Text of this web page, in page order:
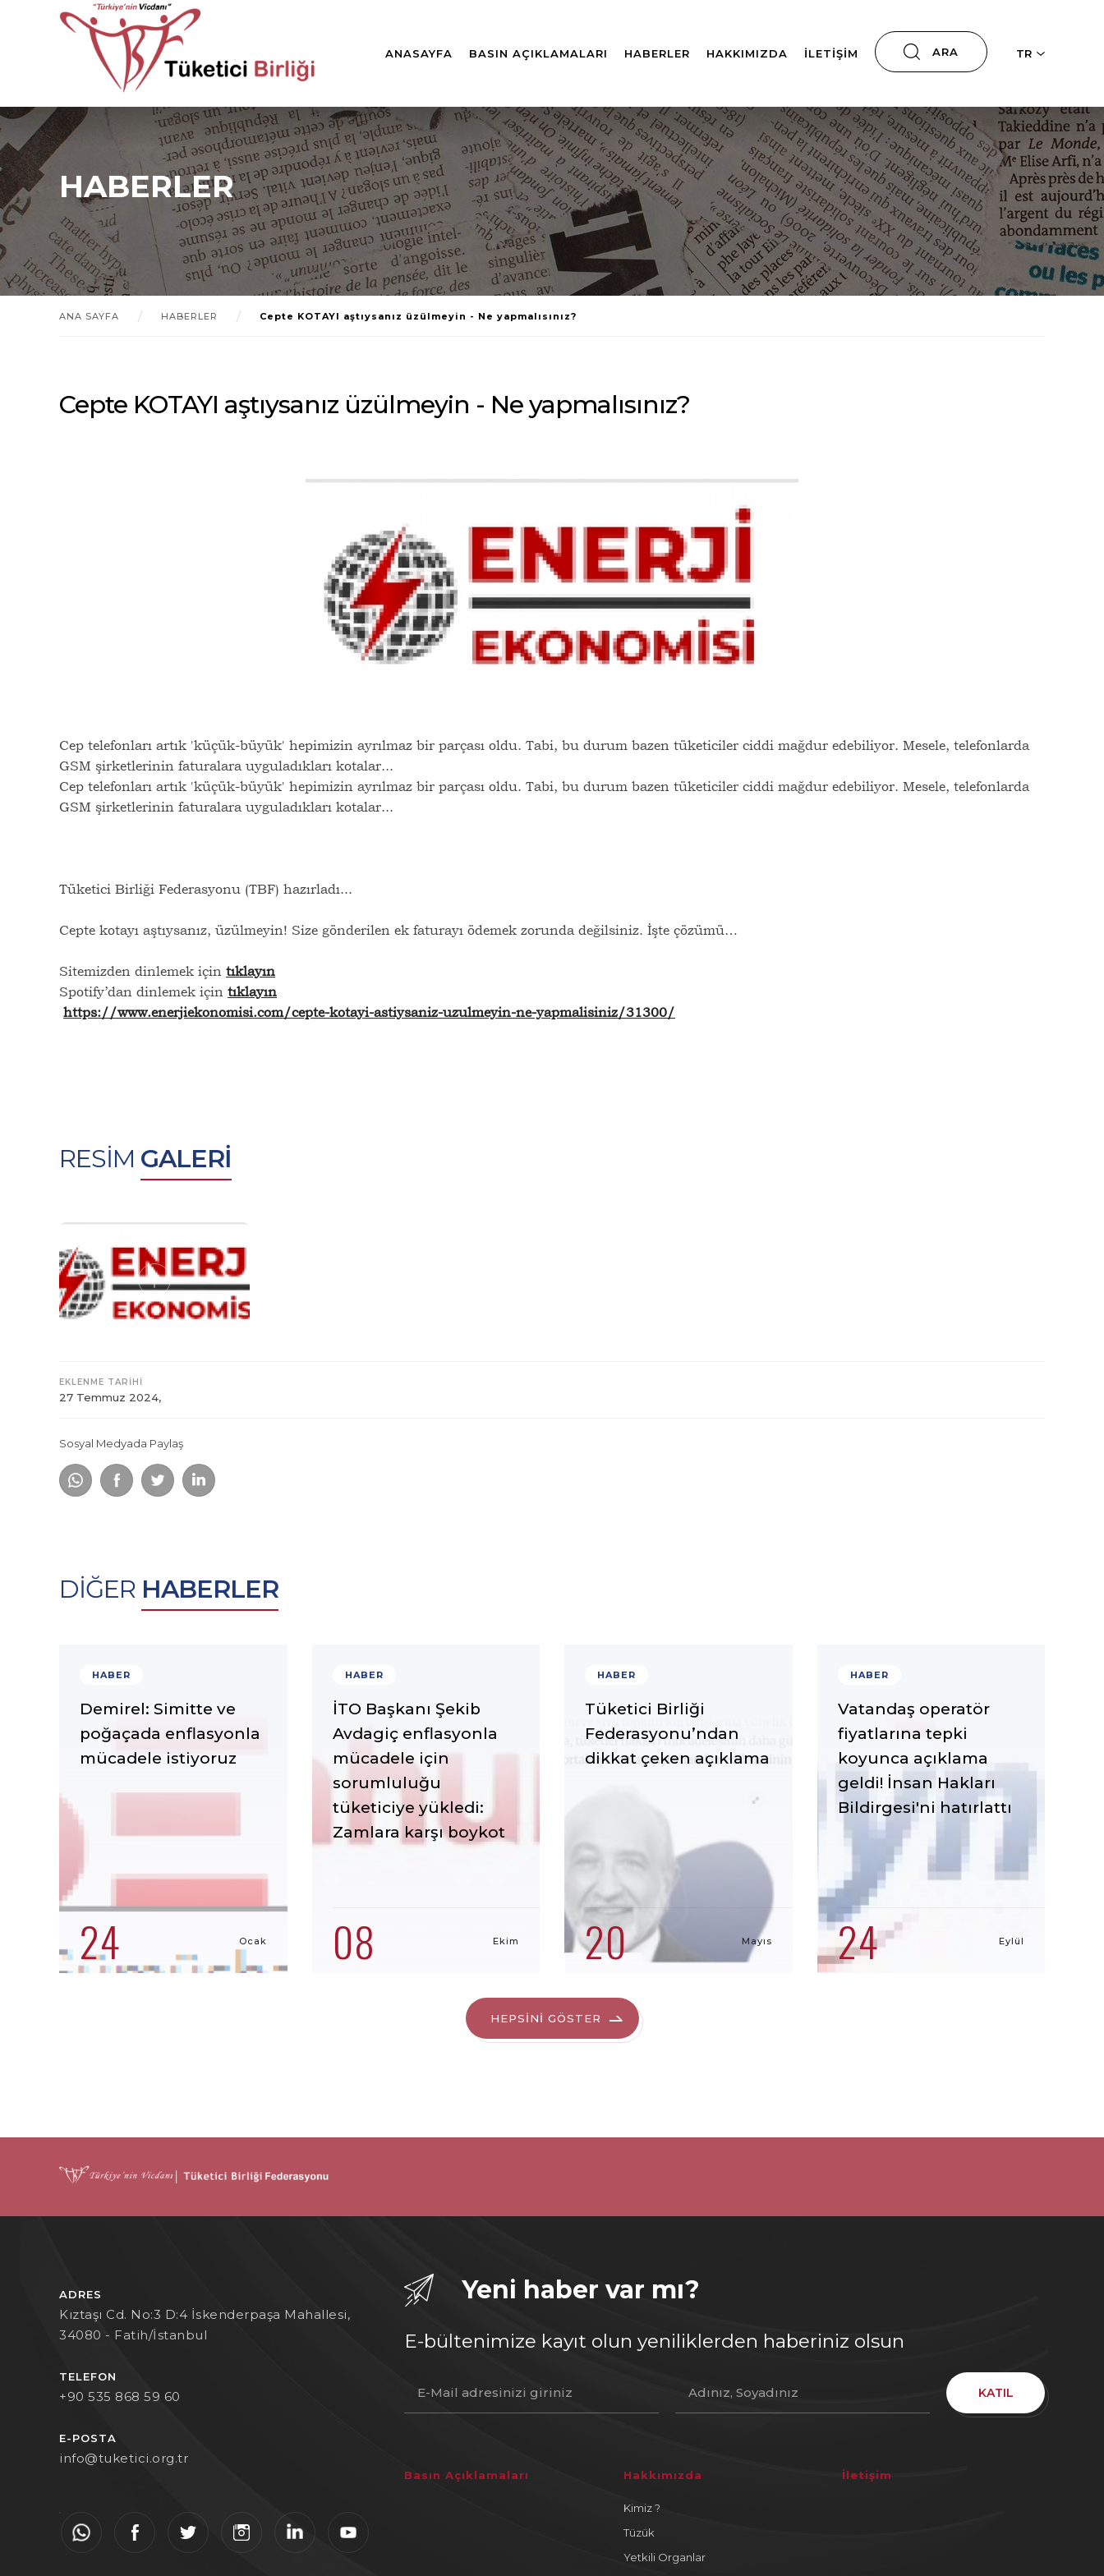
TR
ARA
ANASAYFA BASIN AÇIKLAMALARI HABERLER HAKKIMIZDA İLETIŞIM
HABERLER
ANA SAYFA HABERLER Cepte KOTAYI aştıysanız üzülmeyin - Ne yapmalısınız?
Cepte KOTAYI aştıysanız üzülmeyin - Ne yapmalısınız?
Cep telefonları artık 'küçük-büyük' hepimizin ayrılmaz bir parçası oldu. Tabi, bu durum bazen tüketiciler ciddi mağdur edebiliyor. Mesele, telefonlarda
GSM şirketlerinin faturalara uyguladıkları kotalar...
Cep telefonları artık 'küçük-büyük' hepimizin ayrılmaz bir parçası oldu. Tabi, bu durum bazen tüketiciler ciddi mağdur edebiliyor. Mesele, telefonlarda
GSM şirketlerinin faturalara uyguladıkları kotalar...
Tüketici Birliği Federasyonu (TBF) hazırladı...
Cepte kotayı aştıysanız, üzülmeyin! Size gönderilen ek faturayı ödemek zorunda değilsiniz. İşte çözümü…
Sitemizden dinlemek için tıklayın
Spotify’dan dinlemek için tıklayın
https://www.enerjiekonomisi.com/cepte-kotayi-astiysaniz-uzulmeyin-ne-yapmalisiniz/31300/
RESİM GALERİ
EKLENME TARİHİ
27 Temmuz 2024,
Sosyal Medyada Paylaş
DİĞER HABERLER
HABER
Demirel: Simitte ve
poğaçada enflasyonla
mücadele istiyoruz
24 Ocak
HABER
İTO Başkanı Şekib
Avdagiç enflasyonla
mücadele için
sorumluluğu
tüketiciye yükledi:
Zamlara karşı boykot
08 Ekim
HABER
Tüketici Birliği
Federasyonu’ndan
dikkat çeken açıklama
20 Mayıs
HABER
Vatandaş operatör
fiyatlarına tepki
koyunca açıklama
geldi! İnsan Hakları
Bildirgesi'ni hatırlattı
24 Eylül
HEPSİNİ GÖSTER
Yeni haber var mı?
E-bültenimize kayıt olun yeniliklerden haberiniz olsun
KATIL
Basın Açıklamaları Hakkımızda
Kimiz ?
Tüzük
Yetkili Organlar
İletişim
ADRES
Kıztaşı Cd. No:3 D:4 İskenderpaşa Mahallesi,
34080 - Fatih/İstanbul
TELEFON
+90 535 868 59 60
E-POSTA
info@tuketici.org.tr